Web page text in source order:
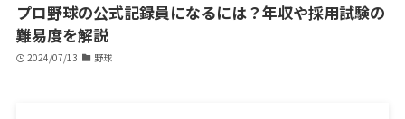
プロ野球の公式記録員になるには？年収や採用試験の
難易度を解説
2024/07/13 野球